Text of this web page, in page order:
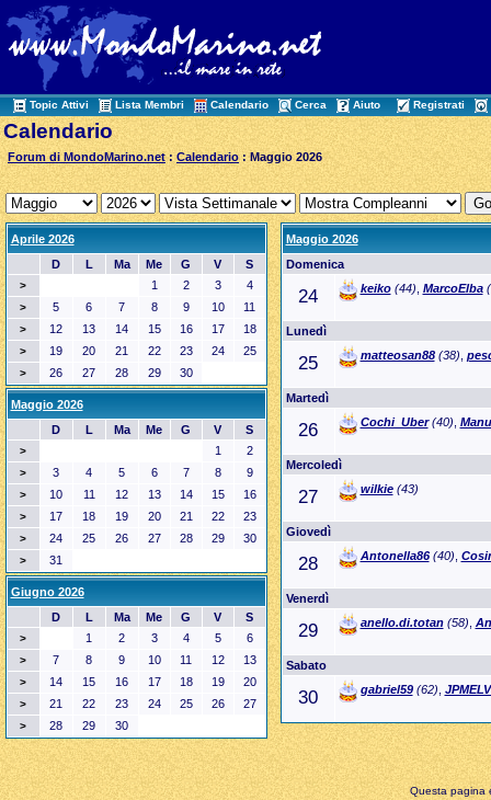
Topic Attivi Lista Membri Calendario Cerca Aiuto Registrati
Calendario
Forum di MondoMarino.net :Calendario : Maggio 2026
Aprile 2026
D
L Ma Me G V S
> 1 2 3 4
> 5 6 7 8 9 10 11
> 12 13 14 15 16 17 18
> 19 20 21 22 23 24 25
> 26 27 28 29 30
Maggio 2026
Domenica
24 keiko(44), MarcoElba
Lunedì
25 matteosan88(38),
Martedì
26 Cochi_Uber(40),
Mercoledì
27 wilkie(43)
Giovedì
28 Antonella86(40),
Venerdì
29 anello.di.totan(58),
Sabato
30 gabriel59(62),
Maggio 2026
D
L Ma Me G V S
> 1 2
> 3 4 5 6 7 8 9
> 10 11 12 13 14 15 16
> 17 18 19 20 21 22 23
> 24 25 26 27 28 29 30
> 31
Giugno 2026
D
L Ma Me G V S
> 1 2 3 4 5 6
> 7 8 9 10 11 12 13
> 14 15 16 17 18 19 20
> 21 22 23 24 25 26 27
> 28 29 30
Questa pagina